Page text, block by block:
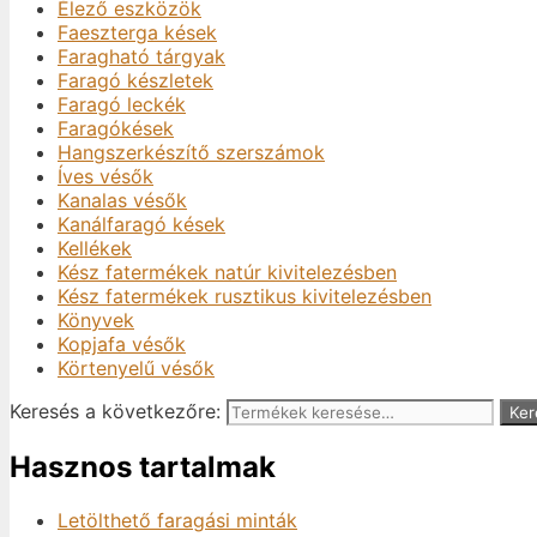
Élező eszközök
Faeszterga kések
Faragható tárgyak
Faragó készletek
Faragó leckék
Faragókések
Hangszerkészítő szerszámok
Íves vésők
Kanalas vésők
Kanálfaragó kések
Kellékek
Kész fatermékek natúr kivitelezésben
Kész fatermékek rusztikus kivitelezésben
Könyvek
Kopjafa vésők
Körtenyelű vésők
Keresés a következőre:
Hasznos tartalmak
Letölthető faragási minták